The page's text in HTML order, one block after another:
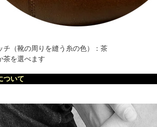
チ（靴の周りを縫う糸の色）：茶
茶を選べます
ついて